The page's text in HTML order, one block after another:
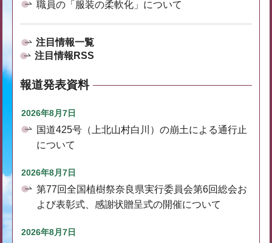
職員の「服装の柔軟化」について
注目情報一覧
注目情報RSS
報道発表資料
2026年8月7日
国道425号（上北山村白川）の崩土による通行止
について
2026年8月7日
第77回全国植樹祭奈良県実行委員会第6回総会お
よび表彰式、感謝状贈呈式の開催について
2026年8月7日